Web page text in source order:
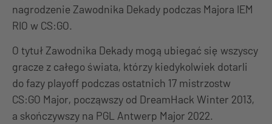
nagrodzenie Zawodnika Dekady podczas Majora IEM
RIO w CS:GO.
O tytuł Zawodnika Dekady mogą ubiegać się wszyscy
gracze z całego świata, którzy kiedykolwiek dotarli
do fazy playoff podczas ostatnich 17 mistrzostw
CS:GO Major, począwszy od DreamHack Winter 2013,
a skończywszy na PGL Antwerp Major 2022.